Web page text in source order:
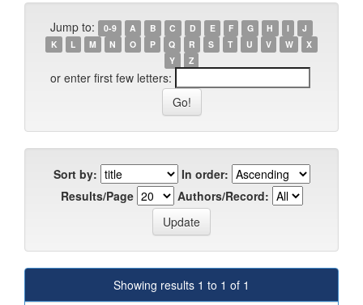
Jump to: 0-9 A B C D E F G H I
J
K
L M N O P Q R S T U V W
X
Y
Z
or enter first few letters:
Sort by:
In order:
Results/Page
Authors/Record:
Showing results 1 to 1 of 1